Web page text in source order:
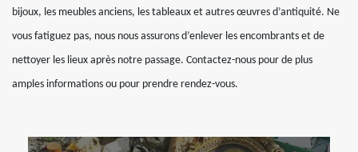
bijoux, les meubles anciens, les tableaux et autres œuvres d’antiquité. Ne
vous fatiguez pas, nous nous assurons d’enlever les encombrants et de
nettoyer les lieux après notre passage. Contactez-nous pour de plus
amples informations ou pour prendre rendez-vous.